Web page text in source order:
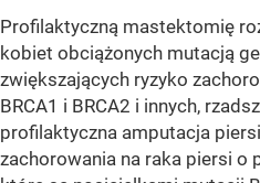
Profilaktyczną mastektomię
kobiet obciążonych mutacją
zwiększających ryzyko
BRCA1 i BRCA2 i innych,
profilaktyczna amputacja
zachorowania na raka piersi o